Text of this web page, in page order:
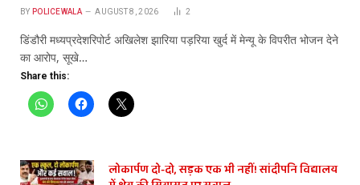
BY POLICEWALA AUGUST 8, 2026 2
डिंडौरी मध्यप्रदेशरिपोर्ट अखिलेश झारिया पड़रिया खुर्द में मेन्यू के विपरीत भोजन देने
का आरोप, सूखे…
Share this:
लोकार्पण दो-दो, सड़क एक भी नहीं! सांदीपनि विद्यालय